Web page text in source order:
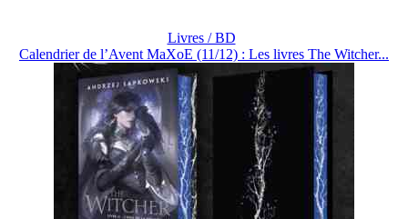
Livres / BD
Calendrier de l’Avent MaXoE (11/12) : Les livres The Witcher...